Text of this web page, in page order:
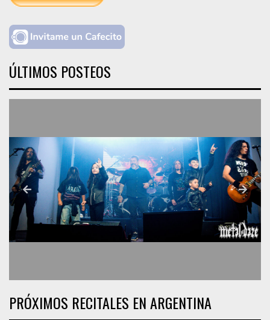
ÚLTIMOS POSTEOS
PRÓXIMOS RECITALES EN ARGENTINA